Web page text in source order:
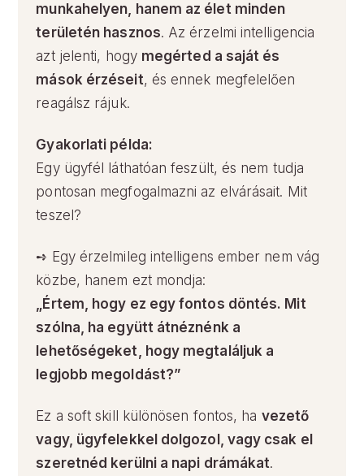
munkahelyen, hanem az élet minden
területén hasznos. Az érzelmi intelligencia
azt jelenti, hogy megérted a saját és
mások érzéseit, és ennek megfelelően
reagálsz rájuk.
Gyakorlati példa:
Egy ügyfél láthatóan feszült, és nem tudja
pontosan megfogalmazni az elvárásait. Mit
teszel?
➺ Egy érzelmileg intelligens ember nem vág
közbe, hanem ezt mondja:
„Értem, hogy ez egy fontos döntés. Mit
szólna, ha együtt átnéznénk a
lehetőségeket, hogy megtaláljuk a
legjobb megoldást?”
Ez a soft skill különösen fontos, ha vezető
vagy, ügyfelekkel dolgozol, vagy csak el
szeretnéd kerülni a napi drámákat.